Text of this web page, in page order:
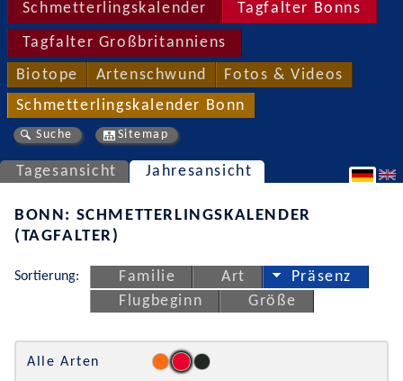
Schmetterlingskalender Tagfalter Bonns
Tagfalter Großbritanniens
Biotope Artenschwund Fotos & Videos
Schmetterlingskalender Bonn
Suche Sitemap
Tagesansicht Jahresansicht
BONN: SCHMETTERLINGSKALENDER
(TAGFALTER)
Sortierung: Familie Art
Präsenz
Flugbeginn
Größe
Alle Arten